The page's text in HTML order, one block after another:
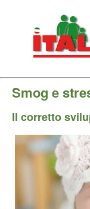
Smog e
Il corretto